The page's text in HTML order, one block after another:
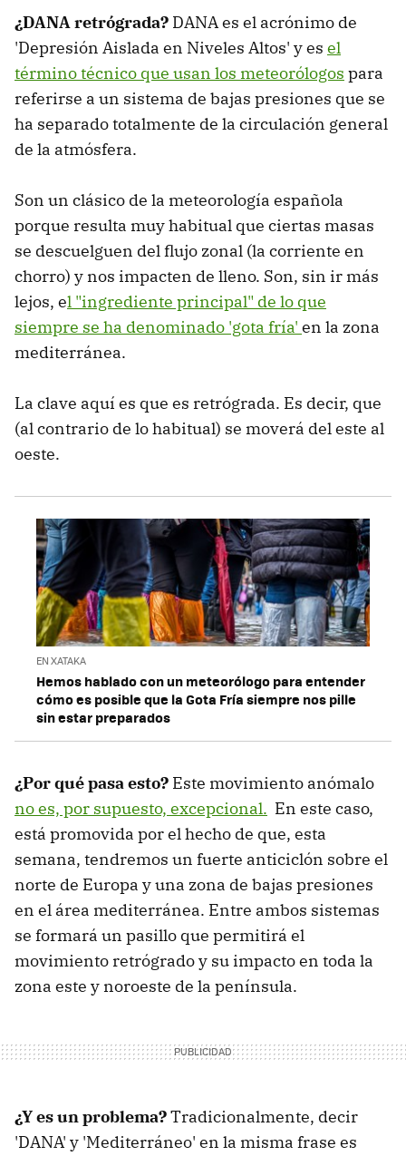
¿DANA retrógrada? DANA es el acrónimo de
'Depresión Aislada en Niveles Altos' y es el
término técnico que usan los meteorólogos para
referirse a un sistema de bajas presiones que se
ha separado totalmente de la circulación general
de la atmósfera.
Son un clásico de la meteorología española
porque resulta muy habitual que ciertas masas
se descuelguen del flujo zonal (la corriente en
chorro) y nos impacten de lleno. Son, sin ir más
lejos, el "ingrediente principal" de lo que
siempre se ha denominado 'gota fría' en la zona
mediterránea.
La clave aquí es que es retrógrada. Es decir, que
(al contrario de lo habitual) se moverá del este al
oeste.
EN XATAKA
Hemos hablado con un meteorólogo para entender
cómo es posible que la Gota Fría siempre nos pille
sin estar preparados
¿Por qué pasa esto? Este movimiento anómalo
no es, por supuesto, excepcional. En este caso,
está promovida por el hecho de que, esta
semana, tendremos un fuerte anticiclón sobre el
norte de Europa y una zona de bajas presiones
en el área mediterránea. Entre ambos sistemas
se formará un pasillo que permitirá el
movimiento retrógrado y su impacto en toda la
zona este y noroeste de la península.
¿Y es un problema?Tradicionalmente, decir
'DANA' y 'Mediterráneo' en la misma frase es